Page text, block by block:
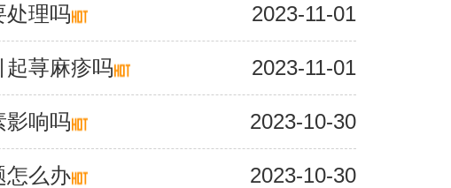
处理吗 2023-11-01
起荨麻疹吗 2023-11-01
影响吗 2023-10-30
怎么办 2023-10-30